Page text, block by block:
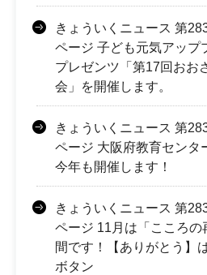
きょういくニュース 第
ページ 子ども元気アップ
プレゼンツ「第17回おお
会」を開催します。
きょういくニュース 第
ページ 大阪府教育セン
今年も開催します！
きょういくニュース 第
ページ 11月は「こころの
間です！【ありがとう】
ボタン